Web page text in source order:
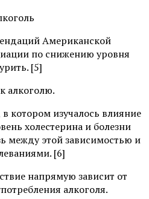
Американской
по снижению уровня
[5]
алкоголю.
котором изучалось влияние
холестерина и болезни
между этой зависимостью и
[6]
напрямую зависит от
алкоголя.